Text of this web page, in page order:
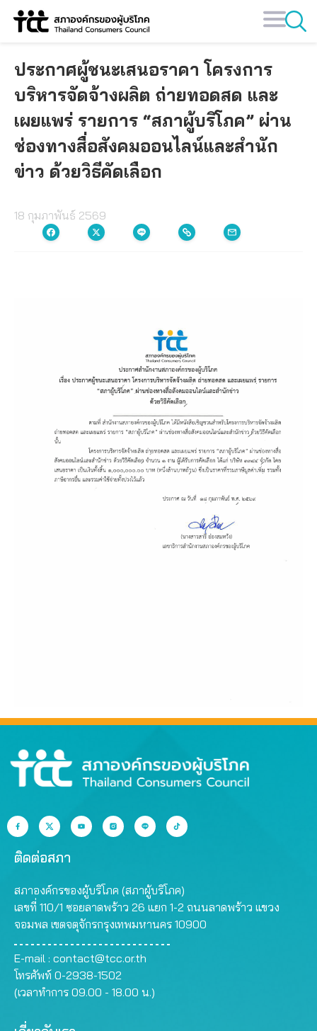
Skip
ประกาศผู้ชนะเสนอราคา โครงการ
บริหารจัดจ้างผลิต ถ่ายทอดสด และ
เผยแพร่ รายการ “สภาผู้บริโภค” ผ่าน
ช่องทางสื่อสังคมออนไลน์และสำนัก
ข่าว ด้วยวิธีคัดเลือก
18 กุมภาพันธ์ 2569
ติดต่อสภา
สภาองค์กรของผู้บริโภค (สภาผู้บริโภค)
เลขที่ 110/1 ซอยลาดพร้าว 26 แยก 1-2 ถนนลาดพร้าว แขวง
จอมพล เขตจตุจักรกรุงเทพมหานคร 10900
E-mail : contact@tcc.or.th
โทรศัพท์ 0-2938-1502
(เวลาทำการ 09.00 - 18.00 น.)